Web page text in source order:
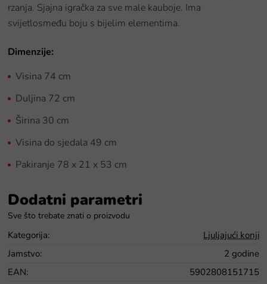
rzanja. Sjajna igračka za sve male kauboje. Ima
svijetlosmeđu boju s bijelim elementima.
Dimenzije:
Visina 74 cm
Duljina 72 cm
Širina 30 cm
Visina do sjedala 49 cm
Pakiranje 78 x 21 x 53 cm
Dodatni parametri
Kategorija:
Ljuljajući konji
Jamstvo:
2 godine
EAN:
5902808151715